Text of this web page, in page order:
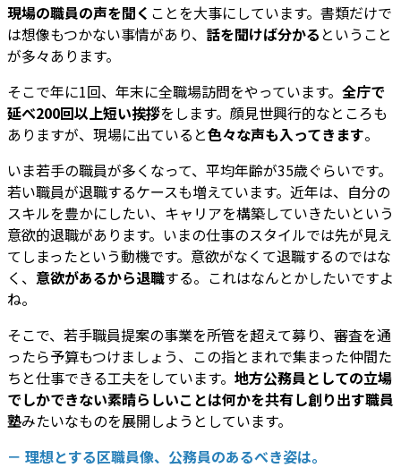
現場の職員の声を聞く ことを大事にしています。書類だけで
は想像もつかない事情があり、 話を聞けば分かる ということ
が多々あります。
そこで年に1回、年末に全職場訪問をやっています。 全庁で
延べ200回以上短い挨拶をします。顔見世興行的なところも
ありますが、現場に出ていると色々な声も入ってきます。
いま若手の職員が多くなって、平均年齢が35歳ぐらいです。
若い職員が退職するケースも増えています。近年は、自分の
スキルを豊かにしたい、キャリアを構築していきたいという
意欲的退職があります。いまの仕事のスタイルでは先が見え
てしまったという動機です。意欲がなくて退職するのではな
く、 意欲があるから退職する。これはなんとかしたいですよ
ね。
そこで、若手職員提案の事業を所管を超えて募り、審査を通
ったら予算もつけましょう、この指とまれで集まった仲間た
ちと仕事できる工夫をしています。 地方公務員としての立場
でしかできない素晴らしいことは何かを共有し創り出す職員
塾みたいなものを展開しようとしています。
－ 理想とする区職員像、公務員のあるべき姿は。